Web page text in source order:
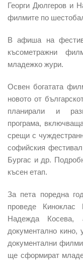
Георги Дюлгеров и
филмите по
В афиша на
късометражни
младежко жури.
Освен богатата
новото от
планирали и
програма,
срещи с
софийския
Бургас и др.
късен етап.
За пета поредна
проведе Киноклас
Надежда
документално кино,
документални
ще сформират